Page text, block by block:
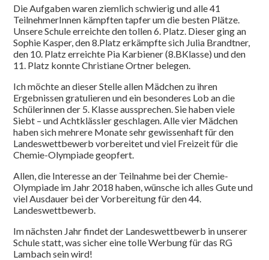
Die Aufgaben waren ziemlich schwierig und alle 41
TeilnehmerInnen kämpften tapfer um die besten Plätze.
Unsere Schule erreichte den tollen 6. Platz. Dieser ging an
Sophie Kasper, den 8.Platz erkämpfte sich Julia Brandtner,
den 10. Platz erreichte Pia Karbiener (8.BKlasse) und den
11. Platz konnte Christiane Ortner belegen.
Ich möchte an dieser Stelle allen Mädchen zu ihren
Ergebnissen gratulieren und ein besonderes Lob an die
Schülerinnen der 5. Klasse aussprechen. Sie haben viele
Siebt – und Achtklässler geschlagen. Alle vier Mädchen
haben sich mehrere Monate sehr gewissenhaft für den
Landeswettbewerb vorbereitet und viel Freizeit für die
Chemie-Olympiade geopfert.
Allen, die Interesse an der Teilnahme bei der Chemie-
Olympiade im Jahr 2018 haben, wünsche ich alles Gute und
viel Ausdauer bei der Vorbereitung für den 44.
Landeswettbewerb.
Im nächsten Jahr findet der Landeswettbewerb in unserer
Schule statt, was sicher eine tolle Werbung für das RG
Lambach sein wird!